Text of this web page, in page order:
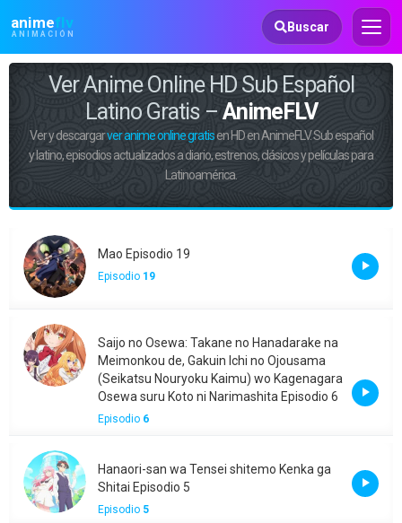
animeflv
ANIMACIÓN
Animeflv Buscar
Ver Anime Online HD Sub Español
Latino Gratis – AnimeFLV
Ver y descargarver anime online gratisen HD en AnimeFLV. Sub español
y latino, episodios actualizados a diario, estrenos, clásicos y películas para
Latinoamérica.
Mao Episodio 19
Episodio 19
Saijo no Osewa: Takane no Hanadarake na
Meimonkou de, Gakuin Ichi no Ojousama
(Seikatsu Nouryoku Kaimu) wo Kagenagara
Osewa suru Koto ni Narimashita Episodio 6
Episodio 6
Hanaori-san wa Tensei shitemo Kenka ga
Shitai Episodio 5
Episodio 5